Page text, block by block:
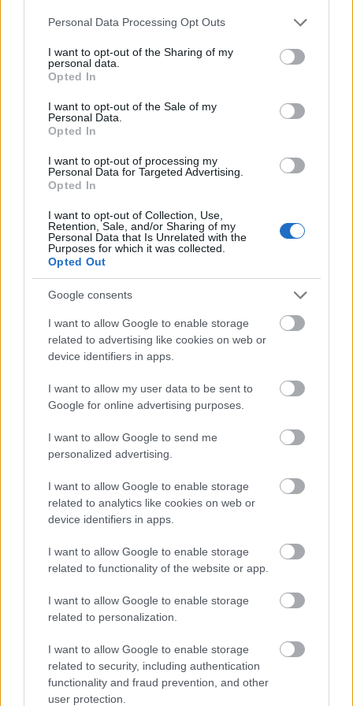
Please note that this website/app uses one or more Google
not limited to your visit or usage behaviour. You may click to
grant or deny consent to Google and its third-party tags to
use your data for below specified purposes in below Google
consent section.
Personal Data Processing Opt Outs
I want to opt-out of the Sharing of my
personal data.
Opted In
I want to opt-out of the Sale of my
Personal Data.
Opted In
I want to opt-out of processing my
Personal Data for Targeted Advertising.
Opted In
I want to opt-out of Collection, Use,
Retention, Sale, and/or Sharing of my
Personal Data that Is Unrelated with the
Purposes for which it was collected.
Opted Out
Google consents
I want to allow Google to enable storage
related to advertising like cookies on web or
device identifiers in apps.
I want to allow my user data to be sent to
Google for online advertising purposes.
I want to allow Google to send me
personalized advertising.
I want to allow Google to enable storage
related to analytics like cookies on web or
device identifiers in apps.
I want to allow Google to enable storage
related to functionality of the website or app.
I want to allow Google to enable storage
related to personalization.
I want to allow Google to enable storage
related to security, including authentication
functionality and fraud prevention, and other
user protection.
Egy új magyar csillagos, ami csak
félig magyar. Megmutatom az
világevő•2021. szeptember 04.
Az egyik új hazai Michelin-csillagosban egyszerre
elérhetők a hazai és a portugál gasztronómia
izgalmai.
Egy nagyon portugál befejezés (az ...